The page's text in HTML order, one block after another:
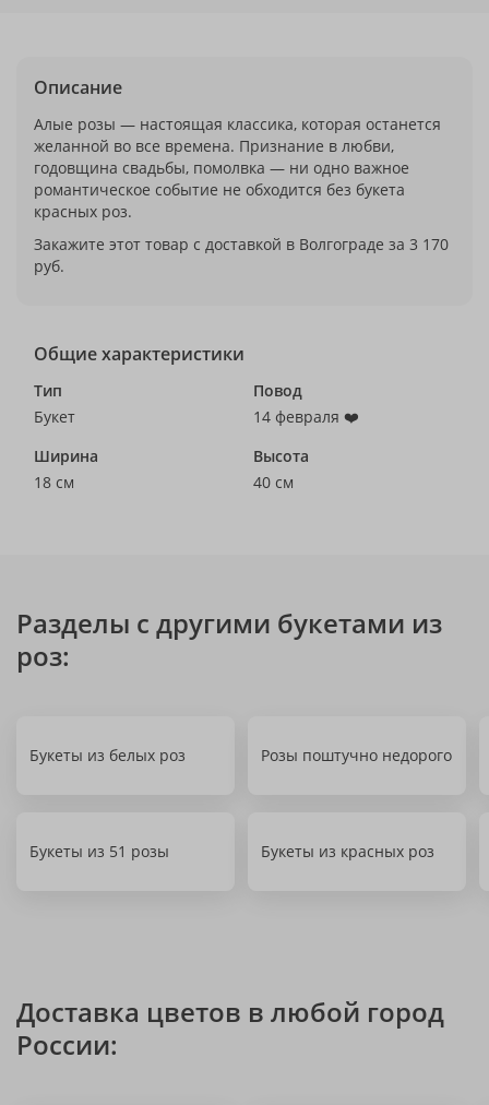
Описание
Алые розы — настоящая классика, которая останется
желанной во все времена. Признание в любви,
годовщина свадьбы, помолвка — ни одно важное
романтическое событие не обходится без букета
красных роз.
Закажите этот товар с доставкой в Волгограде за 3 170
руб.
Общие характеристики
Тип
Букет
Повод
14 февраля ❤️
Ширина
18 см
Высота
40 см
Разделы с другими букетами из
роз:
Букеты из белых роз Розы поштучно недорого
Букеты из 51 розы Букеты из красных роз
Доставка цветов в любой город
России: